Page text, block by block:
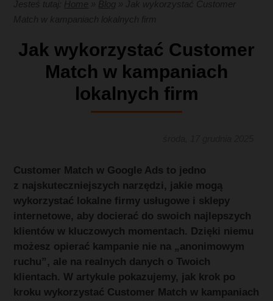
Jak wykorzystać Customer
Match w kampaniach
lokalnych firm
Customer Match w Google Ads to jedno
z najskuteczniejszych narzędzi, jakie mogą
wykorzystać lokalne firmy usługowe i sklepy
internetowe, aby docierać do swoich najlepszych
klientów w kluczowych momentach. Dzięki niemu
możesz opierać kampanie nie na „anonimowym
ruchu”, ale na realnych danych o Twoich
klientach. W artykule pokazujemy, jak krok po
kroku wykorzystać Customer Match w kampaniach